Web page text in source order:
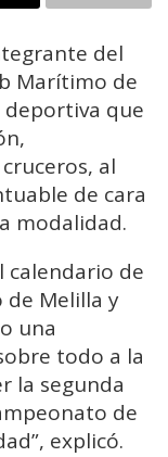
del
Marítimo de
que
al
de cara
modalidad.
calendario de
de Melilla y
una
todo a la
la segunda
de
explicó.